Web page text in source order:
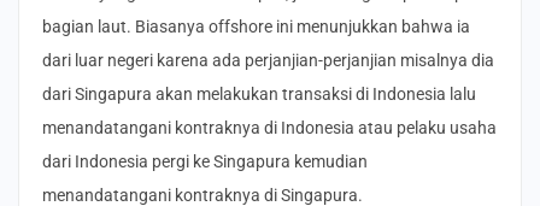
bagian laut. Biasanya offshore ini menunjukkan bahwa ia
dari luar negeri karena ada perjanjian-perjanjian misalnya dia
dari Singapura akan melakukan transaksi di Indonesia lalu
menandatangani kontraknya di Indonesia atau pelaku usaha
dari Indonesia pergi ke Singapura kemudian
menandatangani kontraknya di Singapura.